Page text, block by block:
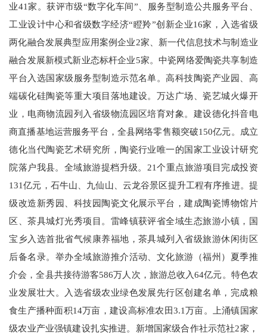
业41家。获评市级“数字化车间”、服务型制造公共服务平台、
工业设计中心和省级数字经济“瞪羚”创新企业16家，入选省级
两化融合发展典型应用案例企业2家、新一代信息技术与制造业
融合发展新模式新业态标杆企业5家。中瓷网络爱陶瓷共享制造
平台入选国家级服务型制造示范名单。高科技陶瓷产业园、高
端碳化硅陶瓷等重大项目落地建设。万达广场、瓷艺城火爆开
业，电商物流园列入省级物流园区培育对象。建设德化抖音电
商直播基地运营服务平台，全县网络零售额突破150亿元。成立
德化当代陶瓷艺术研究所，陶瓷行业唯一的国家工业设计研究
院落户我县。全域旅游提档升级。21个重点旅游项目完成投资
131亿元，石牛山、九仙山、云龙谷景区提升工程有序推进。提
级改造新秀园、科技园陶瓷文化展示平台，建成陶瓷博物馆片
区、茶具城灯光秀项目。雷峰镇获评省全域生态旅游小镇，国
宝乡入选首批省气候康养福地，茶具城列入省级旅游休闲街区
后备名录。举办全域旅游推介活动、文化旅游（福州）夏季推
介会，全县共接待游客586万人次，旅游总收入64亿元。特色农
业发展壮大。入选省级农业绿色发展先行区创建名单，完成粮
食生产播种面积14万亩，建设高标准农田3.1万亩。上涌镇国家
级农业产业强镇建设扎实推进。新增国家级合作社示范社2家，